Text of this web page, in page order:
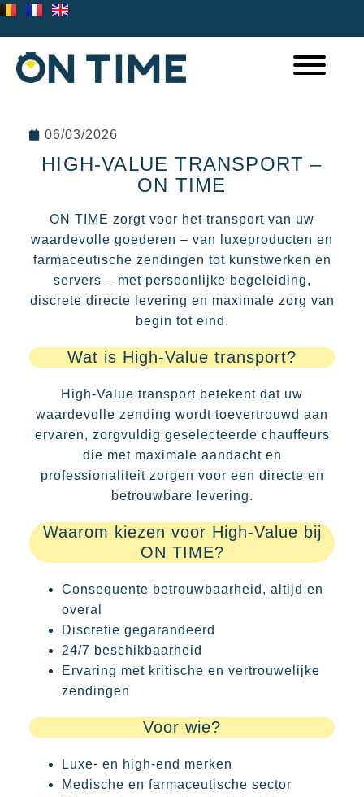
06/03/2026
HIGH-VALUE TRANSPORT –
ON TIME
ON TIME zorgt voor het transport van uw
waardevolle goederen – van luxeproducten en
farmaceutische zendingen tot kunstwerken en
servers – met persoonlijke begeleiding,
discrete directe levering en maximale zorg van
begin tot eind.
Wat is High-Value transport?
High-Value transport betekent dat uw
waardevolle zending wordt toevertrouwd aan
ervaren, zorgvuldig geselecteerde chauffeurs
die met maximale aandacht en
professionaliteit zorgen voor een directe en
betrouwbare levering.
Waarom kiezen voor High-Value bij
ON TIME?
Consequente betrouwbaarheid, altijd en
overal
Discretie gegarandeerd
24/7 beschikbaarheid
Ervaring met kritische en vertrouwelijke
zendingen
Voor wie?
Luxe- en high-end merken
Medische en farmaceutische sector